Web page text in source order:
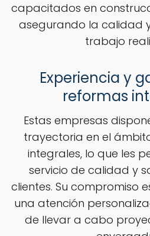
capacitados en
asegurando la calidad
trabajo
Experiencia y
reformas
Estas empresas
trayectoria en el
integrales, lo que les
servicio de calidad y
clientes. Su compromiso
una atención
de llevar a cabo